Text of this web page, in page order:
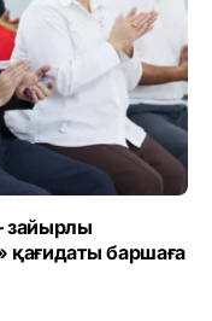
зайырлы
қағидаты баршаға